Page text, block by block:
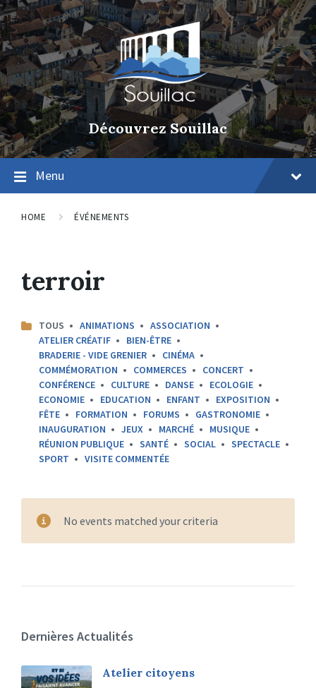
Découvrez Souillac
Menu
HOME ÉVÉNEMENTS
terroir
CATEGORIES:
TOUS ANIMATIONS
ASSOCIATION
ATELIER CRÉATIF
BIEN-ÊTRE
BRADERIE - VIDE GRENIER
CINÉMA
COMMÉMORATION
COMMERCES
CONCERT
CONFÉRENCE
CULTURE DANSE
ECOLOGIE
ECONOMIE
EDUCATION ENFANT
EXPOSITION
FÊTE
FORMATION FORUMS
GASTRONOMIE
INAUGURATION
JEUX MARCHÉ
MUSIQUE
RÉUNION PUBLIQUE
SANTÉ SOCIAL
SPECTACLE
SPORT
VISITE COMMENTÉE
No events matched your criteria
Dernières Actualités
Atelier citoyens